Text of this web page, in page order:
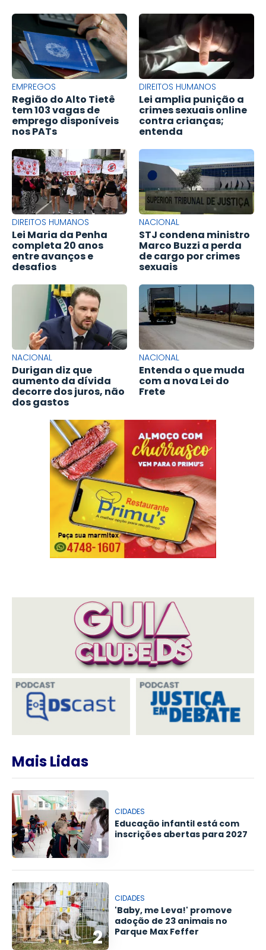
EMPREGOS
Região do Alto Tietê
tem 103 vagas de
emprego disponíveis
nos PATs
DIREITOS HUMANOS
Lei amplia punição a
crimes sexuais online
contra crianças;
entenda
DIREITOS HUMANOS
Lei Maria da Penha
completa 20 anos
entre avanços e
desafios
NACIONAL
STJ condena ministro
Marco Buzzi a perda
de cargo por crimes
sexuais
NACIONAL
Durigan diz que
aumento da dívida
decorre dos juros, não
dos gastos
NACIONAL
Entenda o que muda
com a nova Lei do
Frete
Mais Lidas
1
CIDADES
Educação infantil está com
inscrições abertas para 2027
2
CIDADES
'Baby, me Leva!' promove
adoção de 23 animais no
Parque Max Feffer